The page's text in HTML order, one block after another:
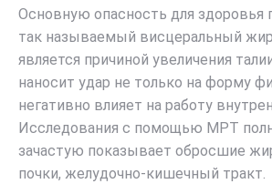
Основную опасность для здоровья
так называемый висцеральный
является причиной увеличения
наносит удар не только на форму
негативно влияет на работу
Исследования с помощью МРТ
зачастую показывает обросшие
почки, желудочно-кишечный тракт.